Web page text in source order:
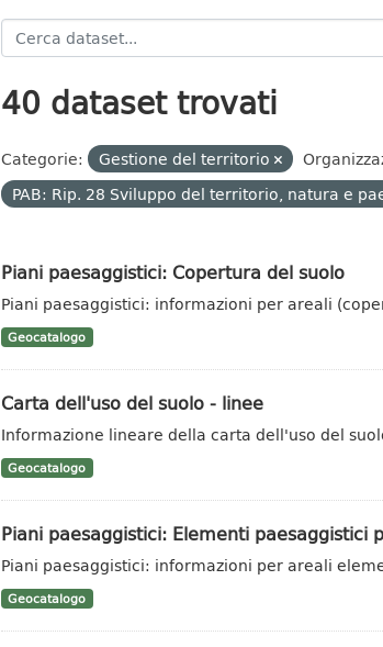
40 dataset trovati
Categorie: Gestione del territorio
PAB: Rip. 28 Sviluppo del territorio, natura e
Piani paesaggistici: Copertura del suolo
Piani paesaggistici: informazioni per areali
Geocatalogo
Carta dell'uso del suolo - linee
Informazione lineare della carta dell'uso del
Geocatalogo
Piani paesaggistici: Elementi paesaggistici
Piani paesaggistici: informazioni per areali
Geocatalogo